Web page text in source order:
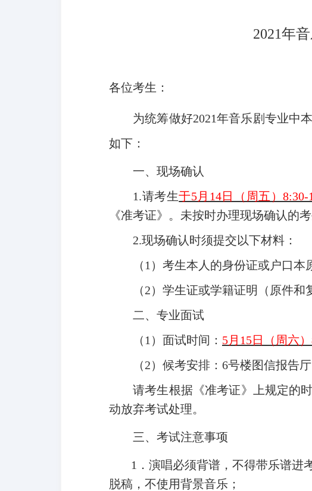
2021年
各位考生：
为统筹做好2021年音乐剧专业中
如下：
一、现场确认
1.请考生于5月14日（周五）8:30-
《准考证》。 未按时办理现场确认的
2.现场确认时须提交以下材料：
（1）考生本人的身份证或户口本
（2）学生证或学籍证明（原件和
二、专业面试
（1）面试时间： 5月15日（周六）
（2）候考安排：6号楼图信报告厅
请考生根据《准考证》上规定的
动放弃考试处理。
三、考试注意事项
1 ．演唱必须背谱，不得带乐谱
脱稿，不使用背景音乐；